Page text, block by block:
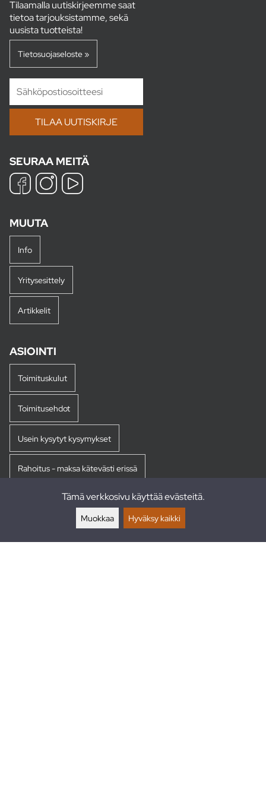
Tilaamalla uutiskirjeemme saat
tietoa tarjouksistamme, sekä
uusista tuotteista!
Tietosuojaseloste »
SEURAA MEITÄ
MUUTA
Info
Yritysesittely
Artikkelit
ASIOINTI
Toimituskulut
Toimitusehdot
Usein kysytyt kysymykset
Rahoitus - maksa kätevästi erissä
Tämä verkkosivu käyttää evästeitä.
Muokkaa Hyväksy kaikki